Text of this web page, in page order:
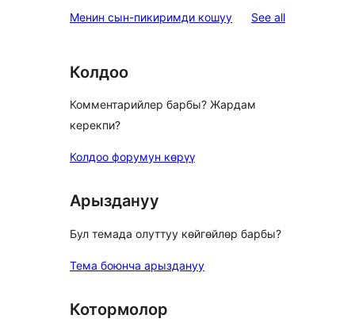
Менин сын-пикиримди кошуу See allreviews
Колдоо
Комментарийлер барбы? Жардам
керекпи?
Колдоо форумун көрүү
Арыздануу
Бул темада олуттуу көйгөйлөр барбы?
Тема боюнча арыздануу
Котормолор